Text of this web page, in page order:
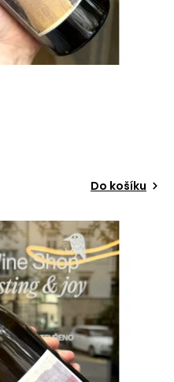
Do košíku